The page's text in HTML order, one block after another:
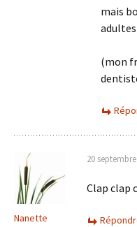
mais
(mon
Nanette
20
Clap clap